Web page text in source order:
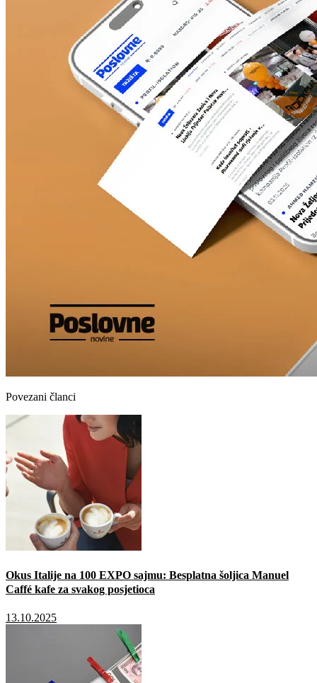
Povezani članci
Okus Italije na 100 EXPO sajmu: Besplatna šoljica Manuel
Caffé kafe za svakog posjetioca
13.10.2025